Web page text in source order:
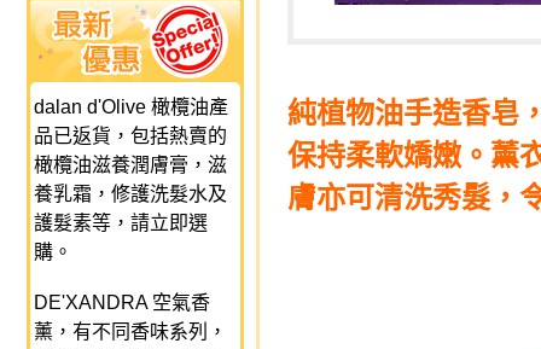
dalan d'Olive 橄欖油產
品已返貨，包括熱賣的
橄欖油滋養潤膚膏，滋
養乳霜，修護洗髮水及
護髮素等，請立即選
購。
DE'XANDRA 空氣香
薰，有不同香味系列，
純植物油手造香皂
保持柔軟嬌嫩。薰
膚亦可清洗秀髮，